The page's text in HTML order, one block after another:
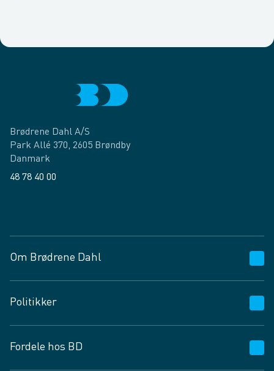
Brødrene Dahl A/S
Park Allé 370, 2605 Brøndby
Danmark
48 78 40 00
Om Brødrene Dahl
Vagttelefon 30 10 89 89
Spørgsmål og svar
Job og karriere
Politikker
Privatlivspolitik
Fordele hos BD